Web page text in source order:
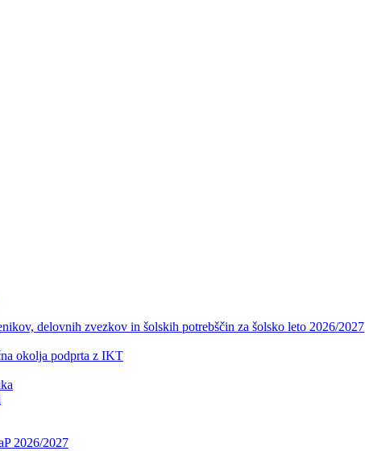
delovnih zvezkov in šolskih potrebščin za šolsko leto 2026/2027
okolja podprta z IKT
2026/2027